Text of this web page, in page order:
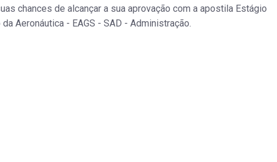
chances de alcançar a sua aprovação com a apostila Estágio
Aeronáutica - EAGS - SAD - Administração.